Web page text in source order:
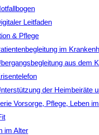
Leitfaden
& Pflege
im
aus dem
der Heimbeiräte
Vorsorge, Pflege, Leben
im Alter